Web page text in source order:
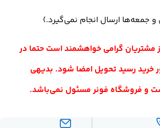
گرامی خواهشمند است حتما در
خرید رسید تحویل امضا شود. بدیهی
و فروشگاه فونر مسئول نمی‌باشد.